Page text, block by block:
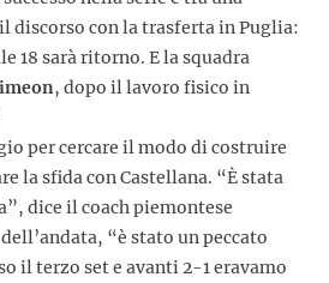
discorso con la trasferta in Puglia:
18 sarà ritorno. E la squadra
, dopo il lavoro fisico in
per cercare il modo di costruire
la sfida con Castellana. “È stata
dice il coach piemontese
“è stato un peccato
il terzo set e avanti 2-1 eravamo